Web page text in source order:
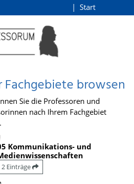
Start
Fachgebiete browsen
Sie die Professoren und
nach Ihrem Fachgebiet
Kommunikations- und
2 Einträge